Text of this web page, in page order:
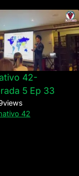
42-
5 Ep 33
views
42